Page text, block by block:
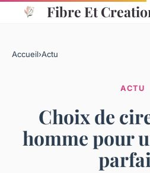
Fibre Et
Accueil›Actu
ACTU
Choix de
homme pour